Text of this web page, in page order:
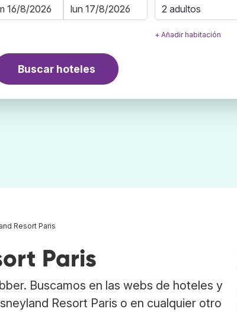
2 adultos
+ Añadir habitación
Buscar hoteles
Resort Paris
Paris
Buscamos en las webs de hoteles y
Resort Paris o en cualquier otro